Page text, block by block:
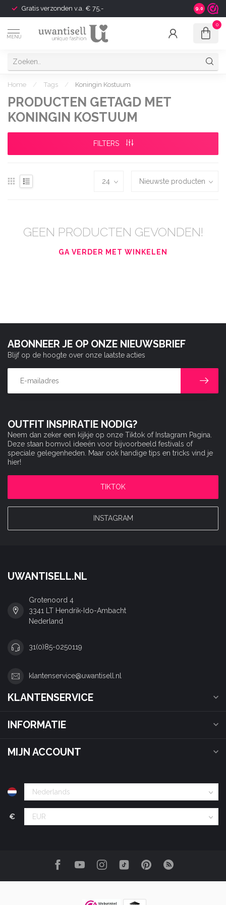
Gratis verzonden v.a. € 75,- Shipping
9.0
MENU
0
Home / Tags / Koningin Kostuum
PRODUCTEN GETAGD MET
KONINGIN KOSTUUM
FILTERS
GEEN PRODUCTEN GEVONDEN!
GA VERDER MET WINKELEN
OUTFIT INSPIRATIE NODIG?
Neem dan zeker een kijkje op onze Tiktok of Instagram Pagina.
Deze staan bomvol ideeën voor bijvoorbeeld festivals of
speciale gelegenheden. Maar ook handige tips en tricks vind je
hier!
TIKTOK
INSTAGRAM
ABONNEER JE OP ONZE NIEUWSBRIEF
Blijf op de hoogte over onze laatste acties
UWANTISELL.NL
Grotenoord 4
3341 LT Hendrik-Ido-Ambacht
Nederland
31(0)85-0250119
klantenservice@uwantisell.nl
KLANTENSERVICE
INFORMATIE
MIJN ACCOUNT
€